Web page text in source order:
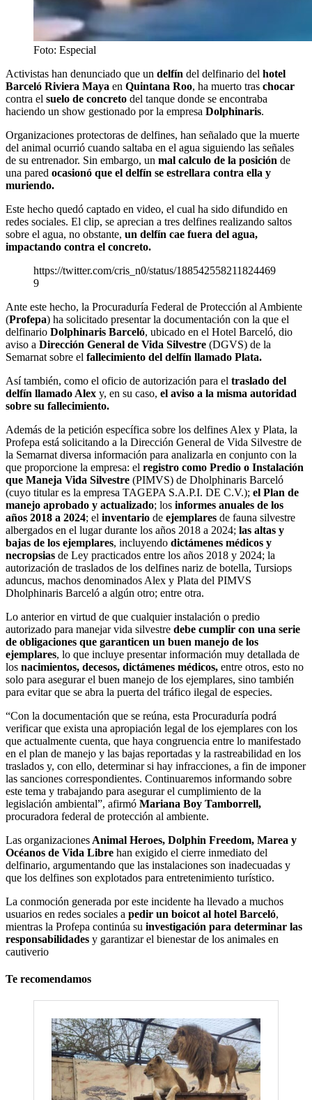
Foto: Especial
Activistas han denunciado que un delfín del delfinario del hotel
Barceló Riviera Maya en Quintana Roo, ha muerto tras chocar
contra el suelo de concreto del tanque donde se encontraba
haciendo un show gestionado por la empresa Dolphinaris.
Organizaciones protectoras de delfines, han señalado que la muerte
del animal ocurrió cuando saltaba en el agua siguiendo las señales
de su entrenador. Sin embargo, un mal calculo de la posición de
una pared ocasionó que el delfín se estrellara contra ella y
muriendo.
Este hecho quedó captado en video, el cual ha sido difundido en
redes sociales. El clip, se aprecian a tres delfines realizando saltos
sobre el agua, no obstante, un delfín cae fuera del agua,
impactando contra el concreto.
https://twitter.com/cris_n0/status/188542558211824469
9
Ante este hecho, la Procuraduría Federal de Protección al Ambiente
(Profepa) ha solicitado presentar la documentación con la que el
delfinario Dolphinaris Barceló, ubicado en el Hotel Barceló, dio
aviso a Dirección General de Vida Silvestre (DGVS) de la
Semarnat sobre el fallecimiento del delfín llamado Plata.
Así también, como el oficio de autorización para el traslado del
delfín llamado Alex y, en su caso, el aviso a la misma autoridad
sobre su fallecimiento.
Además de la petición específica sobre los delfines Alex y Plata, la
Profepa está solicitando a la Dirección General de Vida Silvestre de
la Semarnat diversa información para analizarla en conjunto con la
que proporcione la empresa: el registro como Predio o Instalación
que Maneja Vida Silvestre (PIMVS) de Dholphinaris Barceló
(cuyo titular es la empresa TAGEPA S.A.P.I. DE C.V.); el Plan de
manejo aprobado y actualizado; los informes anuales de los
años 2018 a 2024; el inventario de ejemplares de fauna silvestre
albergados en el lugar durante los años 2018 a 2024; las altas y
bajas de los ejemplares, incluyendo dictámenes médicos y
necropsias de Ley practicados entre los años 2018 y 2024; la
autorización de traslados de los delfines nariz de botella, Tursiops
aduncus, machos denominados Alex y Plata del PIMVS
Dholphinaris Barceló a algún otro; entre otra.
Lo anterior en virtud de que cualquier instalación o predio
autorizado para manejar vida silvestre debe cumplir con una serie
de obligaciones que garanticen un buen manejo de los
ejemplares, lo que incluye presentar información muy detallada de
los nacimientos, decesos, dictámenes médicos, entre otros, esto no
solo para asegurar el buen manejo de los ejemplares, sino también
para evitar que se abra la puerta del tráfico ilegal de especies.
“Con la documentación que se reúna, esta Procuraduría podrá
verificar que exista una apropiación legal de los ejemplares con los
que actualmente cuenta, que haya congruencia entre lo manifestado
en el plan de manejo y las bajas reportadas y la rastreabilidad en los
traslados y, con ello, determinar si hay infracciones, a fin de imponer
las sanciones correspondientes. Continuaremos informando sobre
este tema y trabajando para asegurar el cumplimiento de la
legislación ambiental”, afirmó Mariana Boy Tamborrell,
procuradora federal de protección al ambiente.
Las organizaciones Animal Heroes, Dolphin Freedom, Marea y
Océanos de Vida Libre han exigido el cierre inmediato del
delfinario, argumentando que las instalaciones son inadecuadas y
que los delfines son explotados para entretenimiento turístico.
La conmoción generada por este incidente ha llevado a muchos
usuarios en redes sociales a pedir un boicot al hotel Barceló,
mientras la Profepa continúa su investigación para determinar las
responsabilidades y garantizar el bienestar de los animales en
cautiverio
Te recomendamos